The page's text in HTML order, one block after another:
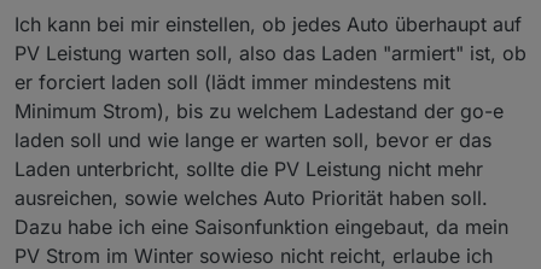
Ich kann bei mir einstellen, ob jedes Auto überhaupt auf
PV Leistung warten soll, also das Laden "armiert" ist, ob
er forciert laden soll (lädt immer mindestens mit
Minimum Strom), bis zu welchem Ladestand der go-e
laden soll und wie lange er warten soll, bevor er das
Laden unterbricht, sollte die PV Leistung nicht mehr
ausreichen, sowie welches Auto Priorität haben soll.
Dazu habe ich eine Saisonfunktion eingebaut, da mein
PV Strom im Winter sowieso nicht reicht, erlaube ich